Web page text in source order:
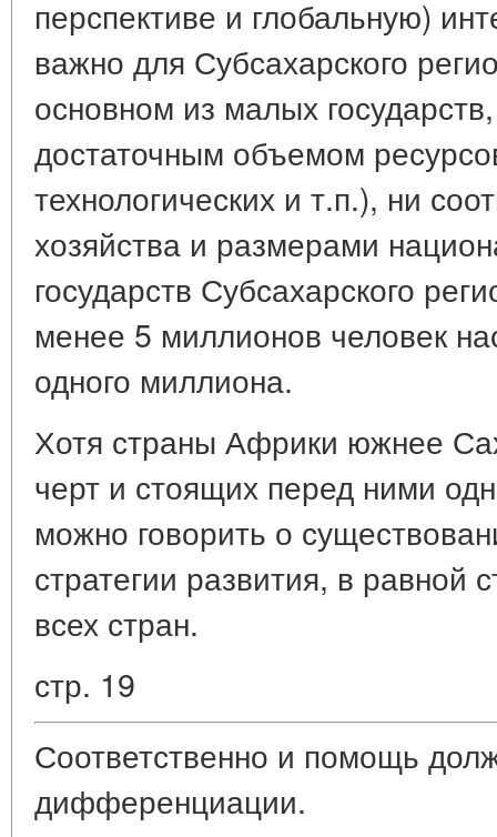
перспективе и глобальную)
важно для Субсахарского
основном из малых
достаточным объемом
технологических и т.п.), ни
хозяйства и размерами
государств Субсахарского
менее 5 миллионов человек
одного миллиона.
Хотя страны Африки южнее
черт и стоящих перед ними
можно говорить о
стратегии развития, в равной
всех стран.
стр. 19
Соответственно и помощь
дифференциации.